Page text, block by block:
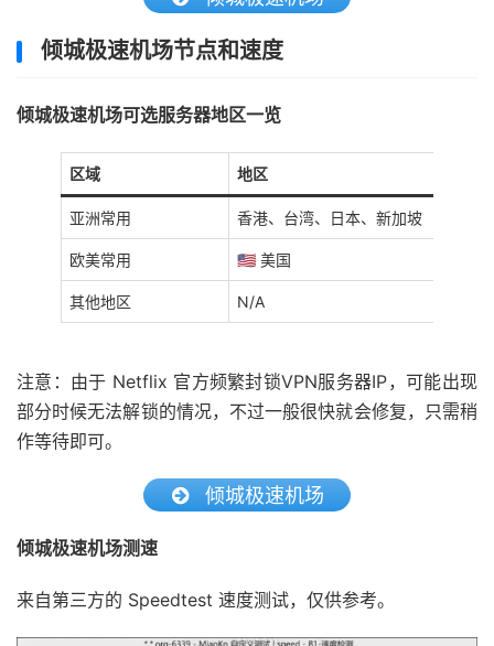
倾城极速机场节点和速度
倾城极速机场可选服务器地区一览
区域 地区
亚洲常用 香港、台湾、日本、新加坡
欧美常用 🇺🇸 美国
其他地区 N/A
注意：由于 Netflix 官方频繁封锁VPN服务器IP，可能出现
部分时候无法解锁的情况，不过一般很快就会修复，只需稍
作等待即可。
倾城极速机场
倾城极速机场测速
来自第三方的 Speedtest 速度测试，仅供参考。